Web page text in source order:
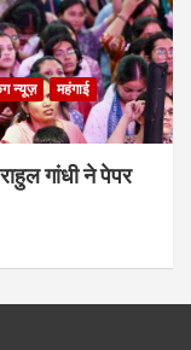
न्यूज़
महंगाई
गांधी ने पेपर